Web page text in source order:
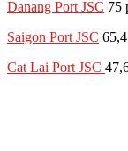
Danang Port JSC 75
Saigon Port JSC
Cat Lai Port JSC